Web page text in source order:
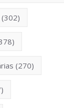
(302)
(270)